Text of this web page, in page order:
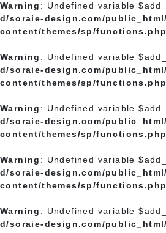
Warning : Undefined variable
d/soraie-design.com/
content/themes/sp/functions.php
Warning : Undefined variable
d/soraie-design.com/
content/themes/sp/functions.php
Warning : Undefined variable
d/soraie-design.com/
content/themes/sp/functions.php
Warning : Undefined variable
d/soraie-design.com/
content/themes/sp/functions.php
Warning : Undefined variable
d/soraie-design.com/